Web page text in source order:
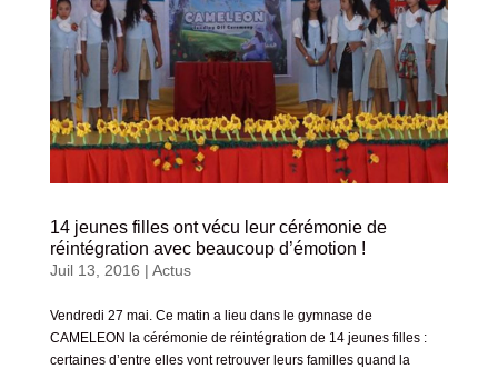
14 jeunes filles ont vécu leur cérémonie de
réintégration avec beaucoup d’émotion !
Juil 13, 2016 | Actus
Vendredi 27 mai. Ce matin a lieu dans le gymnase de
CAMELEON la cérémonie de réintégration de 14 jeunes filles :
certaines d’entre elles vont retrouver leurs familles quand la